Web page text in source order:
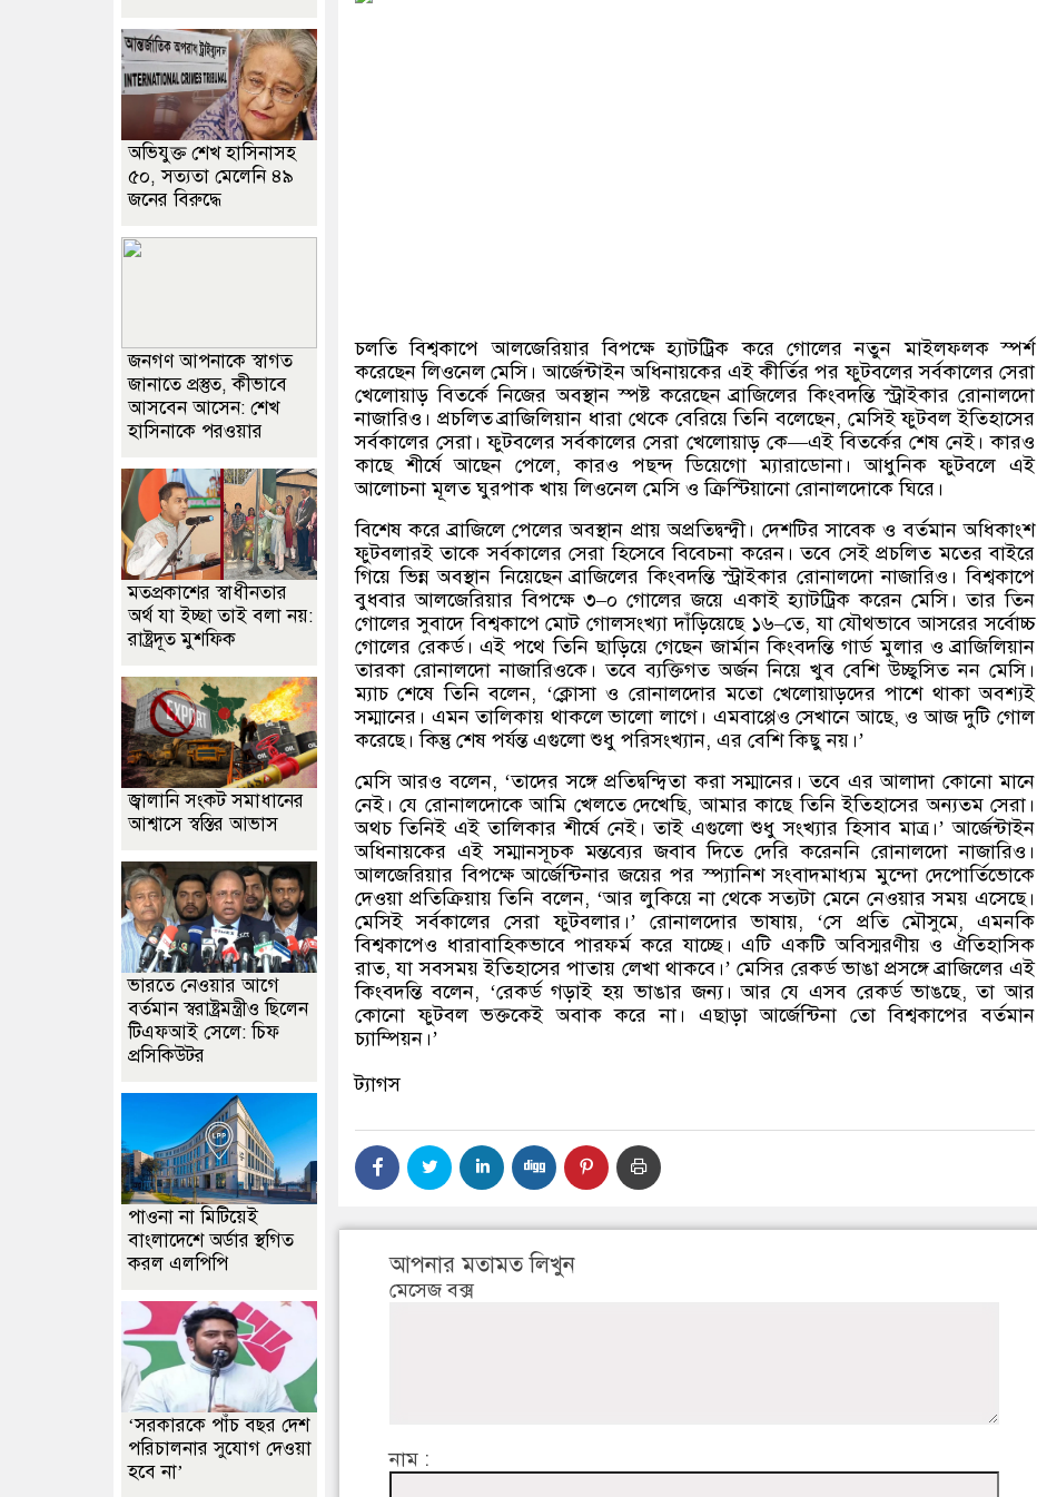
চলতি বিশ্বকাপে আলজেরিয়ার বিপক্ষে হ্যাটট্রিক করে গোলের নতুন মাইলফলক স্পর্শ
করেছেন লিওনেল মেসি। আর্জেন্টাইন অধিনায়কের এই কীর্তির পর ফুটবলের সর্বকালের সেরা
খেলোয়াড় বিতর্কে নিজের অবস্থান স্পষ্ট করেছেন ব্রাজিলের কিংবদন্তি স্ট্রাইকার রোনালদো
নাজারিও। প্রচলিত ব্রাজিলিয়ান ধারা থেকে বেরিয়ে তিনি বলেছেন, মেসিই ফুটবল ইতিহাসের
সর্বকালের সেরা। ফুটবলের সর্বকালের সেরা খেলোয়াড় কে—এই বিতর্কের শেষ নেই। কারও
কাছে শীর্ষে আছেন পেলে,কারও পছন্দ ডিয়েগো ম্যারাডোনা। আধুনিক ফুটবলে এই
আলোচনা মূলত ঘুরপাক খায় লিওনেল মেসি ও ক্রিস্টিয়ানো রোনালদোকে ঘিরে।
বিশেষ করে ব্রাজিলে পেলের অবস্থান প্রায় অপ্রতিদ্বন্দ্বী। দেশটির সাবেক ও বর্তমান অধিকাংশ
ফুটবলারই তাকে সর্বকালের সেরা হিসেবে বিবেচনা করেন। তবে সেই প্রচলিত মতের বাইরে
গিয়ে ভিন্ন অবস্থান নিয়েছেন ব্রাজিলের কিংবদন্তি স্ট্রাইকার রোনালদো নাজারিও। বিশ্বকাপে
বুধবার আলজেরিয়ার বিপক্ষে ৩–০ গোলের জয়ে একাই হ্যাটট্রিক করেন মেসি। তার তিন
গোলের সুবাদে বিশ্বকাপে মোট গোলসংখ্যা দাঁড়িয়েছে ১৬–তে,যা যৌথভাবে আসরের সর্বোচ্চ
গোলের রেকর্ড। এই পথে তিনি ছাড়িয়ে গেছেন জার্মান কিংবদন্তি গার্ড মুলার ও ব্রাজিলিয়ান
তারকা রোনালদো নাজারিওকে। তবে ব্যক্তিগত অর্জন নিয়ে খুব বেশি উচ্ছ্বসিত নন মেসি।
ম্যাচ শেষে তিনি বলেন, ‘ক্লোসা ও রোনালদোর মতো খেলোয়াড়দের পাশে থাকা অবশ্যই
সম্মানের। এমন তালিকায় থাকলে ভালো লাগে। এমবাপ্পেও সেখানে আছে,ও আজ দুটি গোল
করেছে। কিন্তু শেষ পর্যন্ত এগুলো শুধু পরিসংখ্যান, এর বেশি কিছু নয়।’
মেসি আরও বলেন, ‘তাদের সঙ্গে প্রতিদ্বন্দ্বিতা করা সম্মানের। তবে এর আলাদা কোনো মানে
নেই। যে রোনালদোকে আমি খেলতে দেখেছি,আমার কাছে তিনি ইতিহাসের অন্যতম সেরা।
অথচ তিনিই এই তালিকার শীর্ষে নেই। তাই এগুলো শুধু সংখ্যার হিসাব মাত্র।’আর্জেন্টাইন
অধিনায়কের এই সম্মানসূচক মন্তব্যের জবাব দিতে দেরি করেননি রোনালদো নাজারিও।
আলজেরিয়ার বিপক্ষে আর্জেন্টিনার জয়ের পর স্প্যানিশ সংবাদমাধ্যম মুন্দো দেপোর্তিভোকে
দেওয়া প্রতিক্রিয়ায় তিনি বলেন, ‘আর লুকিয়ে না থেকে সত্যটা মেনে নেওয়ার সময় এসেছে।
মেসিই সর্বকালের সেরা ফুটবলার।’ রোনালদোর ভাষায়, ‘সে প্রতি মৌসুমে,এমনকি
বিশ্বকাপেও ধারাবাহিকভাবে পারফর্ম করে যাচ্ছে। এটি একটি অবিস্মরণীয় ও ঐতিহাসিক
রাত,যা সবসময় ইতিহাসের পাতায় লেখা থাকবে।’মেসির রেকর্ড ভাঙা প্রসঙ্গে ব্রাজিলের এই
কিংবদন্তি বলেন, ‘রেকর্ড গড়াই হয় ভাঙার জন্য। আর যে এসব রেকর্ড ভাঙছে,তা আর
কোনো ফুটবল ভক্তকেই অবাক করে না। এছাড়া আর্জেন্টিনা তো বিশ্বকাপের বর্তমান
চ্যাম্পিয়ন।’
ট্যাগস
আপনার মতামত লিখুন
মেসেজ বক্স
নাম :
অভিযুক্ত শেখ হাসিনাসহ
৫০, সত্যতা মেলেনি ৪৯
জনের বিরুদ্ধে
জনগণ আপনাকে স্বাগত
জানাতে প্রস্তুত, কীভাবে
আসবেন আসেন: শেখ
হাসিনাকে পরওয়ার
মতপ্রকাশের স্বাধীনতার
অর্থ যা ইচ্ছা তাই বলা নয়:
রাষ্ট্রদূত মুশফিক
জ্বালানি সংকট সমাধানের
আশ্বাসে স্বস্তির আভাস
ভারতে নেওয়ার আগে
বর্তমান স্বরাষ্ট্রমন্ত্রীও ছিলেন
টিএফআই সেলে: চিফ
প্রসিকিউটর
পাওনা না মিটিয়েই
বাংলাদেশে অর্ডার স্থগিত
করল এলপিপি
‘সরকারকে পাঁচ বছর দেশ
পরিচালনার সুযোগ দেওয়া
হবে না’